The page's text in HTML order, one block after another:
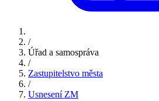
/
Úřad a samospráva
/
Zastupitelstvo města
/
Usnesení ZM